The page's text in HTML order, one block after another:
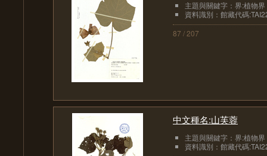
主題與關鍵字：界:植物界
資料識別：館藏代碼
87 / 207
中文種名:山芙蓉
主題與關鍵字：界:植物界
資料識別：館藏代碼